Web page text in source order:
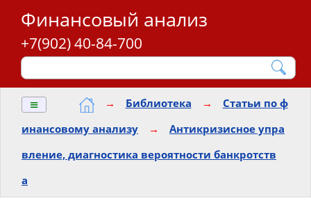
Финансовый анализ
+7(902) 40-84-700
≡ → Библиотека →
Статьи по ф
инансовому анализу
→
Антикризисное упра
вление, диагностика вероятности банкротств
а